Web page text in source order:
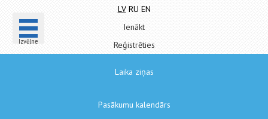
Izvēlne
LV RU EN
Ienākt
Reģistrēties
Laika ziņas
Pasākumu kalendārs